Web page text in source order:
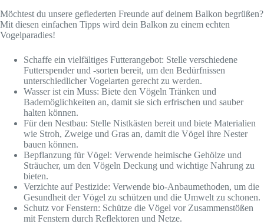
Möchtest du unsere gefiederten Freunde auf deinem Balkon begrüßen?
Mit diesen einfachen Tipps wird dein Balkon zu einem echten
Vogelparadies!
Schaffe ein vielfältiges Futterangebot: Stelle verschiedene
Futterspender und -sorten bereit, um den Bedürfnissen
unterschiedlicher Vogelarten gerecht zu werden.
Wasser ist ein Muss: Biete den Vögeln Tränken und
Bademöglichkeiten an, damit sie sich erfrischen und sauber
halten können.
Für den Nestbau: Stelle Nistkästen bereit und biete Materialien
wie Stroh, Zweige und Gras an, damit die Vögel ihre Nester
bauen können.
Bepflanzung für Vögel: Verwende heimische Gehölze und
Sträucher, um den Vögeln Deckung und wichtige Nahrung zu
bieten.
Verzichte auf Pestizide: Verwende bio-Anbaumethoden, um die
Gesundheit der Vögel zu schützen und die Umwelt zu schonen.
Schutz vor Fenstern: Schütze die Vögel vor Zusammenstößen
mit Fenstern durch Reflektoren und Netze.